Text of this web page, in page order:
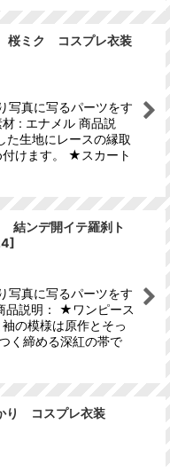
ミク コスプレ衣装
写真に写るパーツをす
: エナメル 商品説
生地にレースの縁取
付けます。 ★スカート
ンデ開イテ羅刹ト
]
写真に写るパーツをす
品説明： ★ワンピース
の模様は原作とそっ
く締める深紅の帯で
り コスプレ衣装